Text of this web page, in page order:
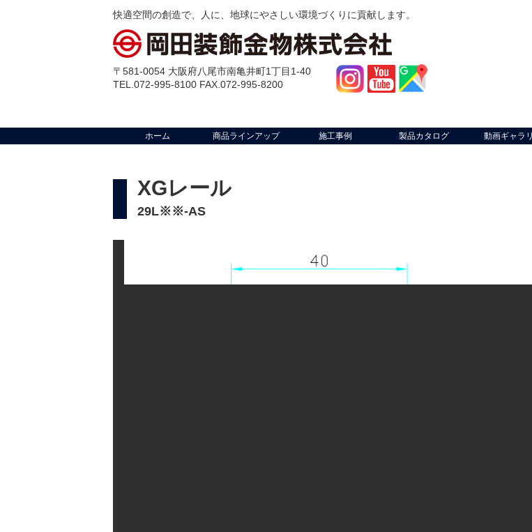
快適空間の創造で、人に、地球にやさしい環境づくりに貢献します。
〒581-0054 大阪府八尾市南亀井町1丁目1-40
TEL.072-995-8100 FAX.072-995-8200
ホーム 商品ラインアップ 施工事例 製品カタログ 動画ギャラ
XGレール
29L※※-AS